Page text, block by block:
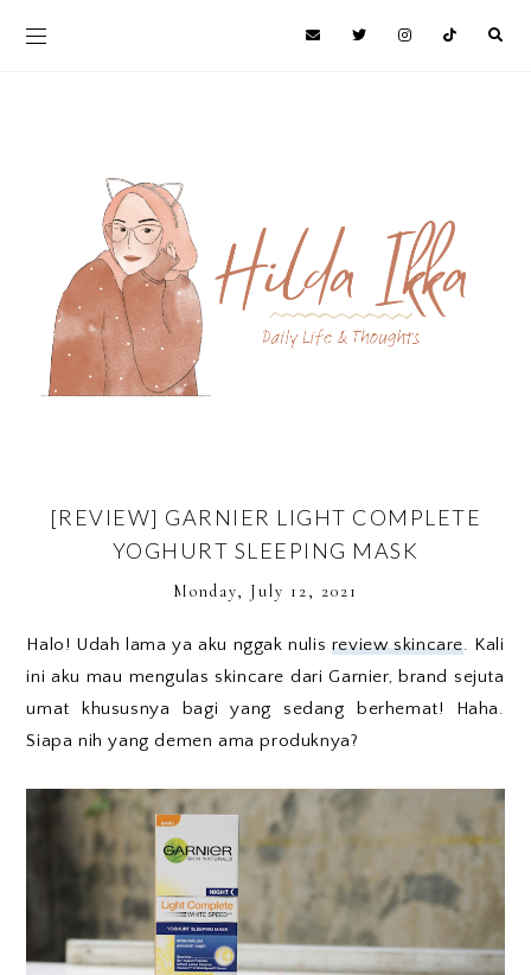
[REVIEW] GARNIER LIGHT COMPLETE
YOGHURT SLEEPING MASK
Monday, July 12, 2021
Halo! Udah lama ya aku nggak nulis review skincare. Kali
ini aku mau mengulas skincare dari Garnier, brand sejuta
umat khususnya bagi yang sedang berhemat! Haha.
Siapa nih yang demen ama produknya?